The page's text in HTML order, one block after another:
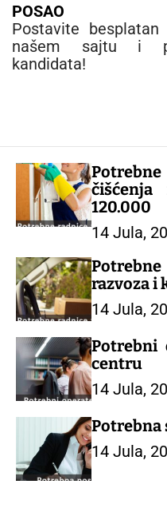
POSAO
Postavite
našem sajtu i
kandidata!
čišćenja
120.000
14 Jula,
razvoza i
14 Jula,
Potrebni
centru
14 Jula,
Potrebna
14 Jula,